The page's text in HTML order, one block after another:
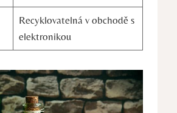
Recyklovatelná v obchodě s
elektronikou